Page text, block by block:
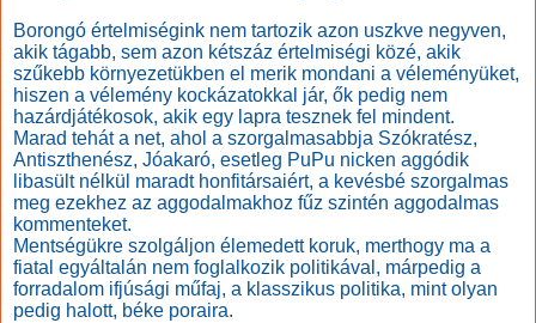
Borongó értelmiségink nem tartozik azon uszkve negyven,
akik tágabb, sem azon kétszáz értelmiségi közé, akik
szűkebb környezetükben el merik mondani a véleményüket,
hiszen a vélemény kockázatokkal jár, ők pedig nem
hazárdjátékosok, akik egy lapra tesznek fel mindent.
Marad tehát a net, ahol a szorgalmasabbja Szókratész,
Antiszthenész, Jóakaró, esetleg PuPu nicken aggódik
libasült nélkül maradt honfitársaiért, a kevésbé szorgalmas
meg ezekhez az aggodalmakhoz fűz szintén aggodalmas
kommenteket.
Mentségükre szolgáljon élemedett koruk, merthogy ma a
fiatal egyáltalán nem foglalkozik politikával, márpedig a
forradalom ifjúsági műfaj, a klasszikus politika, mint olyan
pedig halott, béke poraira.